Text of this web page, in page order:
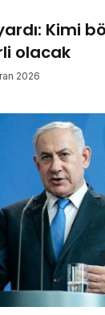
Kimi
olacak
2026